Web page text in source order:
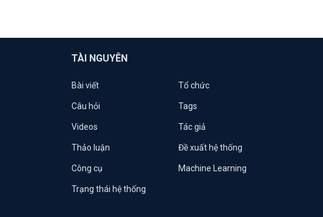
TÀI NGUYÊN
Bài viết Tổ chức
Câu hỏi Tags
Videos Tác giả
Thảo luận Đề xuất hệ thống
Công cụ Machine Learning
Trạng thái hệ thống